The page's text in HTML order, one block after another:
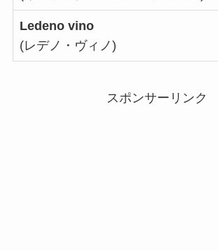
Ledeno vino
(レデノ・ヴィノ)
スポンサーリンク